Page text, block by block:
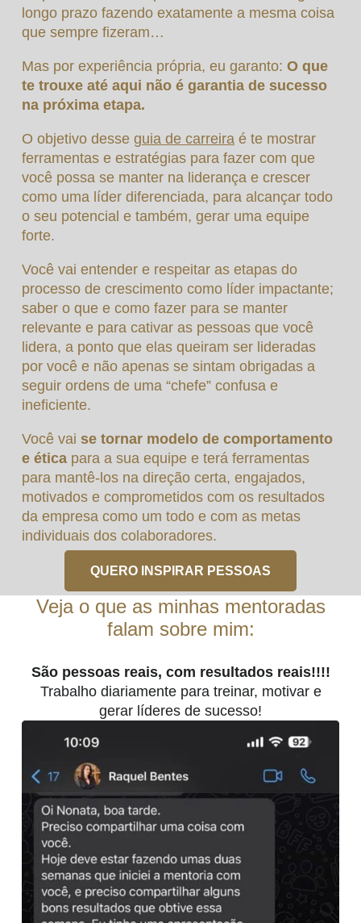
longo prazo fazendo exatamente a mesma coisa
que sempre fizeram…
Mas por experiência própria, eu garanto: O que
te trouxe até aqui não é garantia de sucesso
na próxima etapa.
O objetivo desse guia de carreira é te mostrar
ferramentas e estratégias para fazer com que
você possa se manter na liderança e crescer
como uma líder diferenciada, para alcançar todo
o seu potencial e também, gerar uma equipe
forte.
Você vai entender e respeitar as etapas do
processo de crescimento como líder impactante;
saber o que e como fazer para se manter
relevante e para cativar as pessoas que você
lidera, a ponto que elas queiram ser lideradas
por você e não apenas se sintam obrigadas a
seguir ordens de uma “chefe” confusa e
ineficiente.
Você vai se tornar modelo de comportamento
e ética para a sua equipe e terá ferramentas
para mantê-los na direção certa, engajados,
motivados e comprometidos com os resultados
da empresa como um todo e com as metas
individuais dos colaboradores.
QUERO INSPIRAR PESSOAS
Veja o que as minhas mentoradas
falam sobre mim:
São pessoas reais, com resultados reais!!!!
Trabalho diariamente para treinar, motivar e
gerar líderes de sucesso!